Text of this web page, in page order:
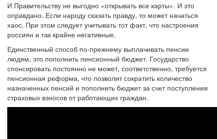
И Правительству не выгодно «открывать все карты». И это
оправдано. Если народу сказать правду, то может начаться
хаос. При этом следует учитывать тот факт, что настроения
россиян и так крайне негативные.
Единственный способ по-прежнему выплачивать пенсии
людям, это пополнить пенсионный бюджет. Государство
спонсировать постоянно не может, соответственно, требуется
пенсионная реформа, что позволит сократить количество
назначенных пенсий и пополнить бюджет за счет поступления
страховых взносов от работающих граждан.